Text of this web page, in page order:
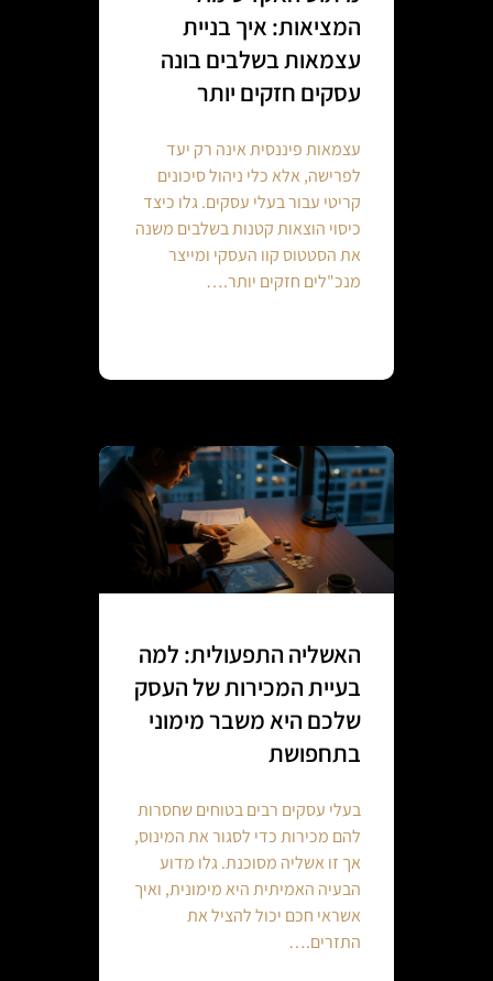
המציאות: איך בניית
עצמאות בשלבים בונה
עסקים חזקים יותר
עצמאות פיננסית אינה רק יעד
לפרישה, אלא כלי ניהול סיכונים
קריטי עבור בעלי עסקים. גלו כיצד
כיסוי הוצאות קטנות בשלבים משנה
את הסטטוס קוו העסקי ומייצר
מנכ"לים חזקים יותר.…
האשליה התפעולית: למה
בעיית המכירות של העסק
שלכם היא משבר מימוני
בתחפושת
בעלי עסקים רבים בטוחים שחסרות
להם מכירות כדי לסגור את המינוס,
אך זו אשליה מסוכנת. גלו מדוע
הבעיה האמיתית היא מימונית, ואיך
אשראי חכם יכול להציל את
התזרים.…